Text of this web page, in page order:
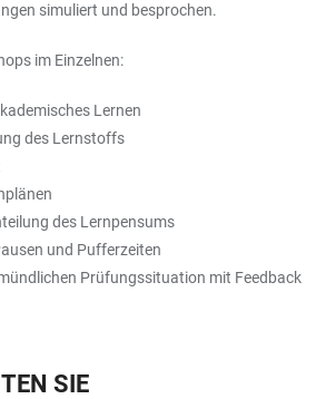
simuliert und besprochen.
im Einzelnen:
Lernen
des Lernstoffs
des Lernpensums
und Pufferzeiten
Prüfungssituation mit Feedback
SIE